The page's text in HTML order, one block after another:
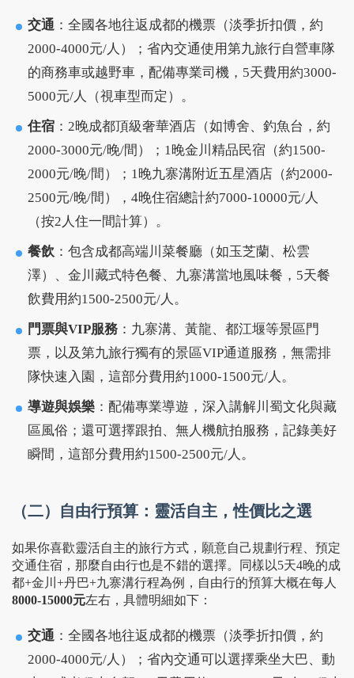
交通 ：全國各地往返成都的機票（淡季折扣價，約
2000-4000元/人）；省內交通使用第九旅行自營車隊
的商務車或越野車，配備專業司機，5天費用約3000-
5000元/人（視車型而定）。
住宿 ：2晚成都頂級奢華酒店（如博舍、釣魚台，約
2000-3000元/晚/間）；1晚金川精品民宿（約1500-
2000元/晚/間）；1晚九寨溝附近五星酒店（約2000-
2500元/晚/間），4晚住宿總計約7000-10000元/人
（按2人住一間計算）。
餐飲 ：包含成都高端川菜餐廳（如玉芝蘭、松雲
澤）、金川藏式特色餐、九寨溝當地風味餐，5天餐
飲費用約1500-2500元/人。
門票與VIP服務 ：九寨溝、黃龍、都江堰等景區門
票，以及第九旅行獨有的景區VIP通道服務，無需排
隊快速入園，這部分費用約1000-1500元/人。
導遊與娛樂 ：配備專業導遊，深入講解川蜀文化與藏
區風俗；還可選擇跟拍、無人機航拍服務，記錄美好
瞬間，這部分費用約1500-2500元/人。
（二）自由行預算：靈活自主，性價比之選
如果你喜歡靈活自主的旅行方式，願意自己規劃行程、預定
交通住宿，那麼自由行也是不錯的選擇。同樣以5天4晚的成
都+金川+丹巴+九寨溝行程為例，自由行的預算大概在每人
8000-15000元左右，具體明細如下：
交通 ：全國各地往返成都的機票（淡季折扣價，約
2000-4000元/人）；省內交通可以選擇乘坐大巴、動